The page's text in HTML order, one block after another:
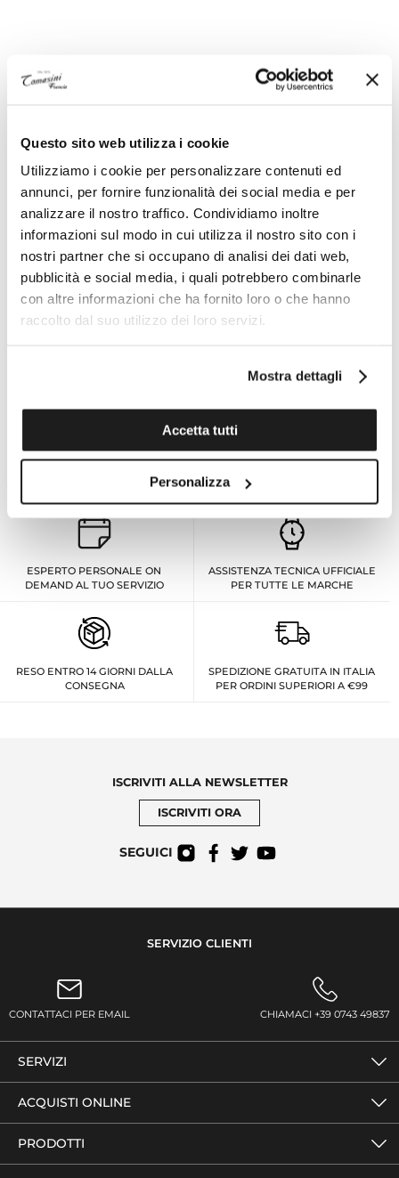
Questo sito web utilizza i cookie
Utilizziamo i cookie per personalizzare contenuti ed
annunci, per fornire funzionalità dei social media e per
analizzare il nostro traffico. Condividiamo inoltre
informazioni sul modo in cui utilizza il nostro sito con i
nostri partner che si occupano di analisi dei dati web,
pubblicità e social media, i quali potrebbero combinarle
con altre informazioni che ha fornito loro o che hanno
raccolto dal suo utilizzo dei loro servizi.
Mostra dettagli
Accetta tutti
Personalizza
Descrizione
Campus è l'orologio che celebra le tappe
fondamentali, specie in questi tempi bui. Con
l’eleganza disinvolta del suo quadrante grigio, Club
Campus festeggia tutti quei traguardi che nel 2020 e
2021 non è stato possibile onorare a dovere.
L'incisione personalizzata sul fondello in acciaio,
realizzabile gratuitamente, ne fa un regalo destinato
a durare per sempre
I VANTAGGI DI ACQUISTARE DA TOMASINI
FRANCIA
ESPERTO PERSONALE ON
DEMAND AL TUO SERVIZIO
ASSISTENZA TECNICA UFFICIALE
PER TUTTE LE MARCHE
RESO ENTRO 14 GIORNI DALLA
CONSEGNA
SPEDIZIONE GRATUITA IN ITALIA
PER ORDINI SUPERIORI A €99
ISCRIVITI ALLA NEWSLETTER
ISCRIVITI ORA
SEGUICI
SERVIZIO CLIENTI
CONTATTACI PER EMAIL CHIAMACI +39 0743 49837
SERVIZI
ACQUISTI ONLINE
PRODOTTI